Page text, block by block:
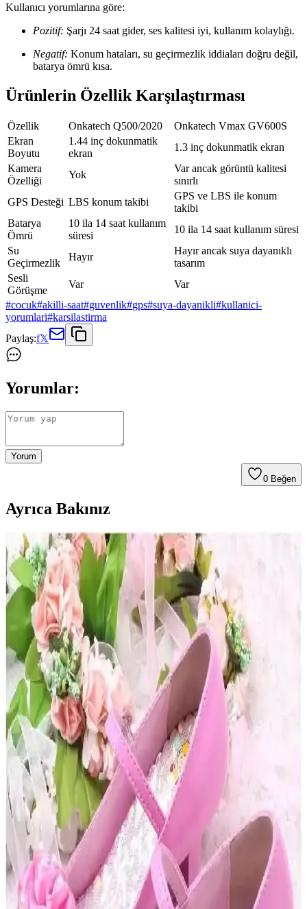
Kullanıcı yorumlarına göre:
Pozitif: Şarjı 24 saat gider, ses kalitesi iyi, kullanım kolaylığı.
Negatif: Konum hataları, su geçirmezlik iddiaları doğru değil,
batarya ömrü kısa.
Ürünlerin Özellik Karşılaştırması
Özellik Onkatech Q500/2020
Onkatech Vmax GV600S
Ekran
Boyutu
1.44 inç dokunmatik
ekran
1.3 inç dokunmatik ekran
Kamera
Özelliği
Yok
Var ancak görüntü kalitesi
sınırlı
GPS Desteği LBS konum takibi
GPS ve LBS ile konum
takibi
Batarya
Ömrü
10 ila 14 saat kullanım
süresi
10 ila 14 saat kullanım süresi
Su
Geçirmezlik
Hayır
Hayır ancak suya dayanıklı
tasarım
Sesli
Görüşme
Var
Var
#cocuk#akilli-saat#guvenlik#gps#suya-dayanikli#kullanici-
yorumlari#karsilastirma
Paylaş:f𝕏
Yorumlar:
Yorum
0 Beğen
Ayrıca Bakınız
Kışlık Çocuk Botları Seçiminde Dikkat Edilmesi
Gerekenler ve Güncel Trendler
Kış aylarında çocuklarınızın güvenliği ve konforu için doğru çocuk
botu seçimi önemlidir. Su geçirmezlik, yalıtım, kaymayı önleyici
tabanlar ve tasarım detaylarına dikkat edilmelidir.
Kız Çocukları İçin Uygun Hediye Ayakkabı ve
Çanta Seçim İpuçları
Kız çocukları için uygun ayakkabı ve çanta seçerken güvenlik,
konfor ve yaş uyumu ön plandadır. Ergonomik, dayanıklı ve sevilen
temalara sahip modeller tercih edilmelidir.
Çocuk Spor Ayakkabıları: Modeller, Özellikler ve
Seçim İpuçları Hakkında Kapsamlı Rehber
Çocukların aktif yaşamını destekleyen spor ayakkabılarında konfor,
dayanıklılık ve güvenlik ön plandadır. Doğru model seçimiyle ayak
sağlığını koruyabilirsiniz.
Dayanıklı Çocuk Ayakkabısı Modelleri: Uzun
Ömürlü ve Güvenli Seçenekler
Dayanıklı çocuk ayakkabıları, güçlü malzeme ve tasarım
özellikleriyle uzun ömür sağlar. Su geçirmez, nefes alabilir ve
güvenlik özellikleriyle çocukların aktif yaşamını destekler.